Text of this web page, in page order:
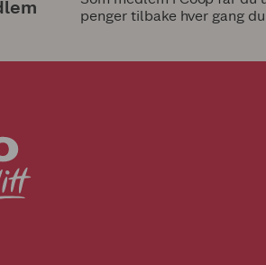
penger tilbake hver gang